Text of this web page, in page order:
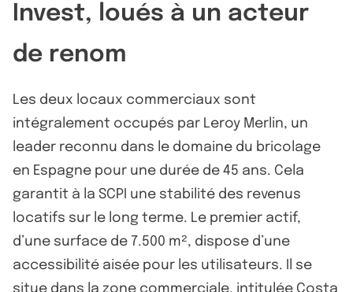
Invest, loués à un acteur
de renom
Les deux locaux commerciaux sont
intégralement occupés par Leroy Merlin, un
leader reconnu dans le domaine du bricolage
en Espagne pour une durée de 45 ans. Cela
garantit à la SCPI une stabilité des revenus
locatifs sur le long terme. Le premier actif,
d’une surface de 7.500 m², dispose d’une
accessibilité aisée pour les utilisateurs. Il se
situe dans la zone commerciale, intitulée Costa